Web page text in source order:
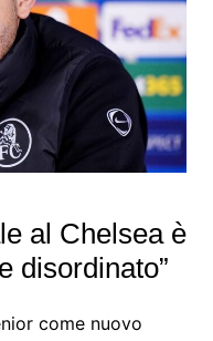
al Chelsea è
disordinato”
come nuovo